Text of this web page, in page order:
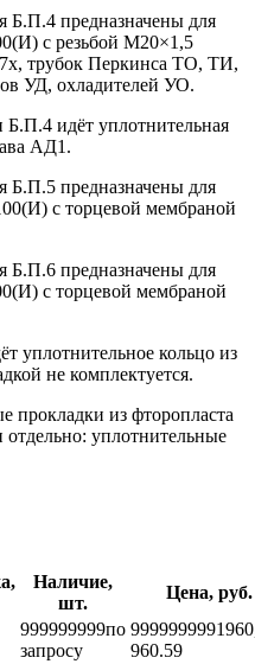
предназначены для
с резьбой М20×1,5
трубок Перкинса ТО, ТИ,
УД, охладителей УО.
идёт уплотнительная
АД1.
предназначены для
с торцевой мембраной
предназначены для
с торцевой мембраной
уплотнительное кольцо из
не комплектуется.
прокладки из фторопласта
уплотнительные
Наличие,
шт.
Цена, руб.
999999999по
запросу
999999999
960.59